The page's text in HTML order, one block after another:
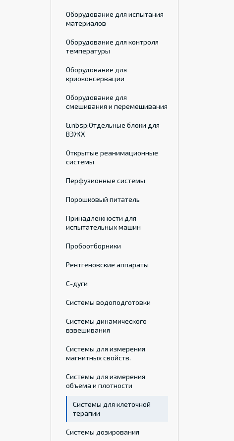
Оборудование для испытания
материалов
Оборудование для контроля
температуры
Оборудование для
криоконсервации
Оборудование для
смешивания и перемешивания
&nbsp;Отдельные блоки для
ВЭЖХ
Открытые реанимационные
системы
Перфузионные системы
Порошковый питатель
Принадлежности для
испытательных машин
Пробоотборники
Рентгеновские аппараты
С-дуги
Системы водоподготовки
Системы динамического
взвешивания
Системы для измерения
магнитных свойств.
Системы для измерения
объема и плотности
Системы для клеточной
терапии
Системы дозирования